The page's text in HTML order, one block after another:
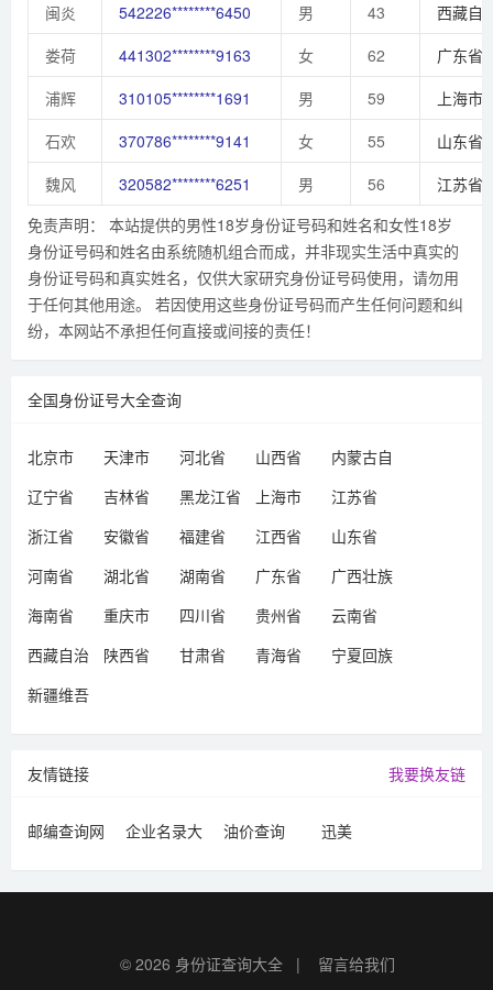
闽炎
542226********6450 男 43
西藏自
娄荷
441302********9163 女 62 广东省
浦辉
310105********1691 男 59 上海市
石欢
370786********9141 女 55 山东省
魏风
320582********6251 男 56 江苏省
免责声明： 本站提供的男性18岁身份证号码和姓名和女性18岁
身份证号码和姓名由系统随机组合而成，并非现实生活中真实的
身份证号码和真实姓名，仅供大家研究身份证号码使用，请勿用
于任何其他用途。 若因使用这些身份证号码而产生任何问题和纠
纷，本网站不承担任何直接或间接的责任！
全国身份证号大全查询
北京市 天津市 河北省 山西省
内蒙古自
治区
辽宁省 吉林省 黑龙江省 上海市
江苏省
浙江省
安徽省 福建省 江西省
山东省
河南省
湖北省 湖南省 广东省
广西壮族
自治区
海南省 重庆市 四川省 贵州省
云南省
西藏自治
区
陕西省 甘肃省 青海省
宁夏回族
新疆维吾
友情链接 我要换友链
邮编查询网
企业名录大
油价查询 迅美
© 2026 身份证查询大全 | 留言给我们